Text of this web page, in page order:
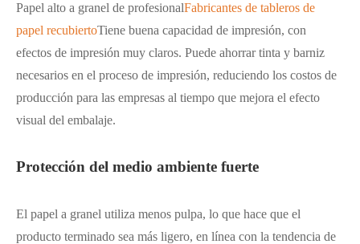
Papel alto a granel de profesionalFabricantes de tableros de
papel recubiertoTiene buena capacidad de impresión, con
efectos de impresión muy claros. Puede ahorrar tinta y barniz
necesarios en el proceso de impresión, reduciendo los costos de
producción para las empresas al tiempo que mejora el efecto
visual del embalaje.
Protección del medio ambiente fuerte
El papel a granel utiliza menos pulpa, lo que hace que el
producto terminado sea más ligero, en línea con la tendencia de